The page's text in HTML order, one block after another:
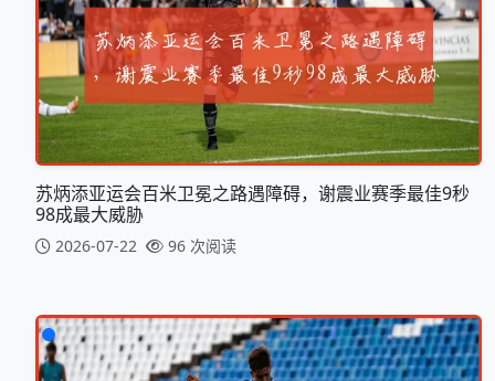
苏炳添亚运会百米卫冕之路遇障碍，谢震业赛季最佳9秒
98成最大威胁
2026-07-22 96 次阅读